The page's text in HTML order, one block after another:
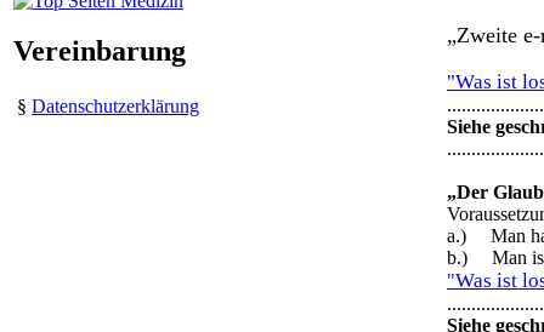
Vereinbarung
§ Datenschutzerklärung
„Zweite
"Was ist
Siehe
„Der
a.) Man
b.) Man ist
"Was ist
Siehe